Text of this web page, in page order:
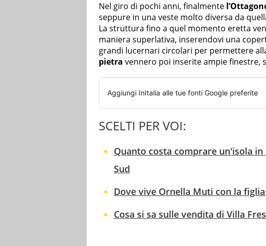
Nel giro di pochi anni, finalmente
seppure in una veste molto diversa da
La struttura fino a quel momento eretta
maniera superlativa, inserendovi una
grandi lucernari circolari per permettere
pietra vennero poi inserite ampie finestre,
Aggiungi InItalia alle tue fonti Google preferite
SCELTI PER VOI:
Quanto costa comprare un'isola
Sud
Dove vive Ornella Muti con la
Cosa si sa sulle vendita di Villa